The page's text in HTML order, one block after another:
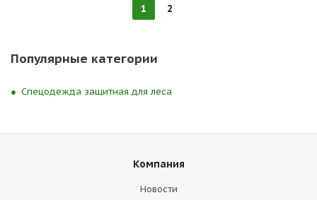
1 2
Популярные категории
Спецодежда защитная для леса
Компания
Новости